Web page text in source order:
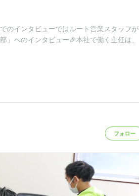
のインタビューではルート営業スタッフが
へのインタビュー🎉本社で働く主任は、
フォロー